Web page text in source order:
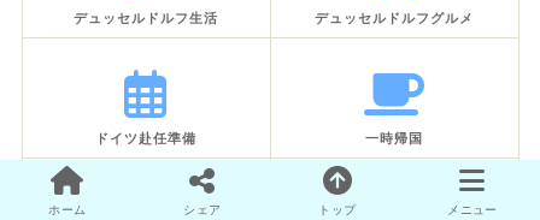
デュッセルドルフ生活 デュッセルドルフグルメ
ドイツ赴任準備 一時帰国
ホーム シェア トップ メニュー